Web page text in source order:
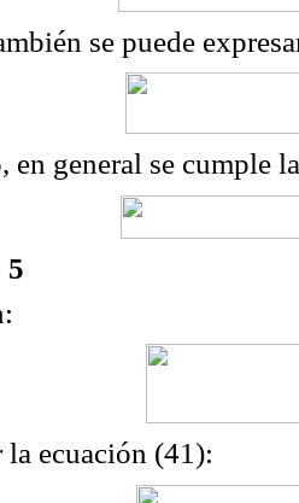
se puede
en general se cumple
5
ecuación (41):